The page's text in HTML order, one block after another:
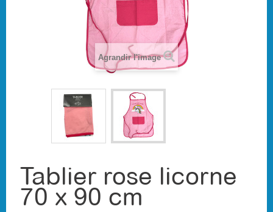
Agrandir l'image
Tablier rose licorne
70 x 90 cm